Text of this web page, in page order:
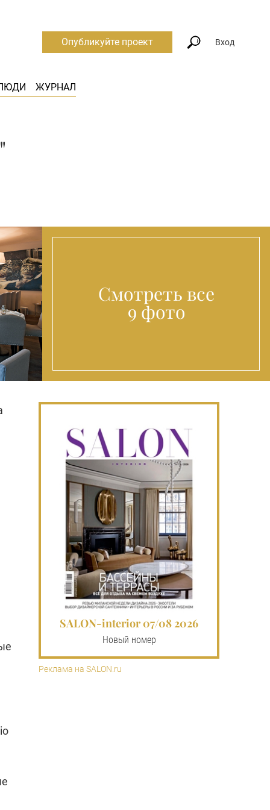
ЖУРНАЛ
Опубликуйте проект Вход
Смотреть все
9 фото
SALON-interior 07/08 2026
Новый номер
Реклама на SALON.ru